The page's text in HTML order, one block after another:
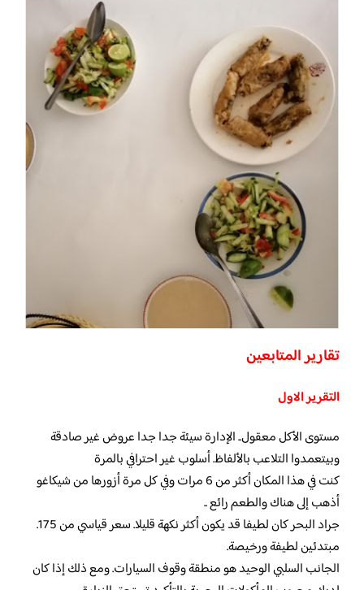
تقارير المتابعين
التقرير الاول
مستوى الأكل معقول.. الإدارة سيئة جدا جدا عروض غير صادقة
وبيتعمدوا التلاعب بالألفاظ. أسلوب غير احترافي بالمرة
كنت في هذا المكان أكثر من 6 مرات وفي كل مرة أزورها من شيكاغو
أذهب إلى هناك والطعم رائع ..
جراد البحر كان لطيفا قد يكون أكثر نكهة قليلا. سعر قياسي من 175.
مبتدئين لطيفة ورخيصة.
الجانب السلبي الوحيد هو منطقة وقوف السيارات. ومع ذلك إذا كان